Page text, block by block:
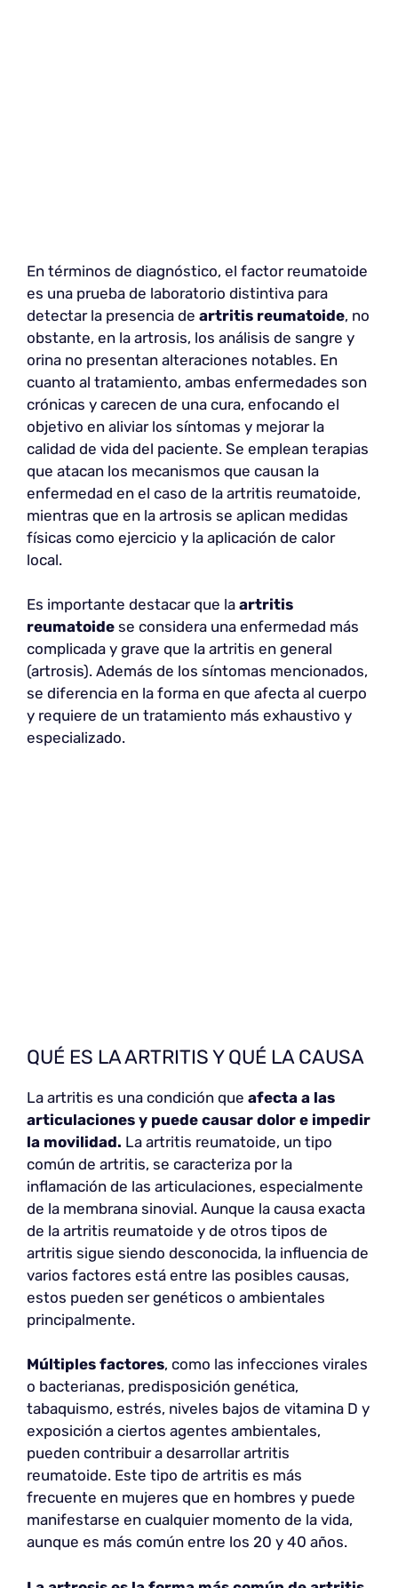
En términos de diagnóstico, el factor reumatoide
es una prueba de laboratorio distintiva para
detectar la presencia de artritis reumatoide, no
obstante, en la artrosis, los análisis de sangre y
orina no presentan alteraciones notables. En
cuanto al tratamiento, ambas enfermedades son
crónicas y carecen de una cura, enfocando el
objetivo en aliviar los síntomas y mejorar la
calidad de vida del paciente. Se emplean terapias
que atacan los mecanismos que causan la
enfermedad en el caso de la artritis reumatoide,
mientras que en la artrosis se aplican medidas
físicas como ejercicio y la aplicación de calor
local.
Es importante destacar que la artritis
reumatoide se considera una enfermedad más
complicada y grave que la artritis en general
(artrosis). Además de los síntomas mencionados,
se diferencia en la forma en que afecta al cuerpo
y requiere de un tratamiento más exhaustivo y
especializado.
QUÉ ES LA ARTRITIS Y QUÉ LA CAUSA
La artritis es una condición que afecta a las
articulaciones y puede causar dolor e impedir
la movilidad. La artritis reumatoide, un tipo
común de artritis, se caracteriza por la
inflamación de las articulaciones, especialmente
de la membrana sinovial. Aunque la causa exacta
de la artritis reumatoide y de otros tipos de
artritis sigue siendo desconocida, la influencia de
varios factores está entre las posibles causas,
estos pueden ser genéticos o ambientales
principalmente.
Múltiples factores, como las infecciones virales
o bacterianas, predisposición genética,
tabaquismo, estrés, niveles bajos de vitamina D y
exposición a ciertos agentes ambientales,
pueden contribuir a desarrollar artritis
reumatoide. Este tipo de artritis es más
frecuente en mujeres que en hombres y puede
manifestarse en cualquier momento de la vida,
aunque es más común entre los 20 y 40 años.